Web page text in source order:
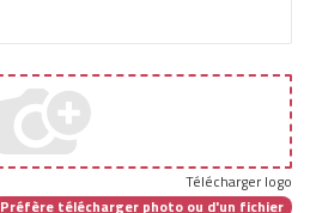
Télécharger logo
Préfère télécharger photo ou d'un fichier